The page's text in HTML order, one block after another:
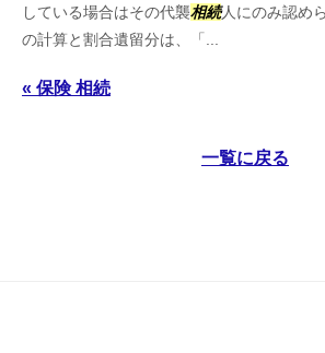
している場合はその代襲相続人にのみ認め
の計算と割合遺留分は、「...
« 保険 相続
一覧に戻る